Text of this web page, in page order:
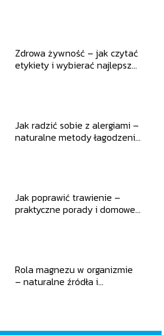
Zdrowa żywność – jak czytać
etykiety i wybierać najlepsze
Jak radzić sobie z alergiami –
naturalne metody łagodzenia
Jak poprawić trawienie –
praktyczne porady i domowe
Rola magnezu w organizmie
– naturalne źródła i